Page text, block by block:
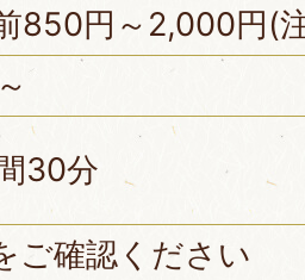
850円～2,000円(
30分
ご確認ください